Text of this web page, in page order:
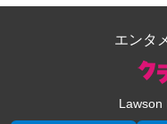
エンタ
Lawson